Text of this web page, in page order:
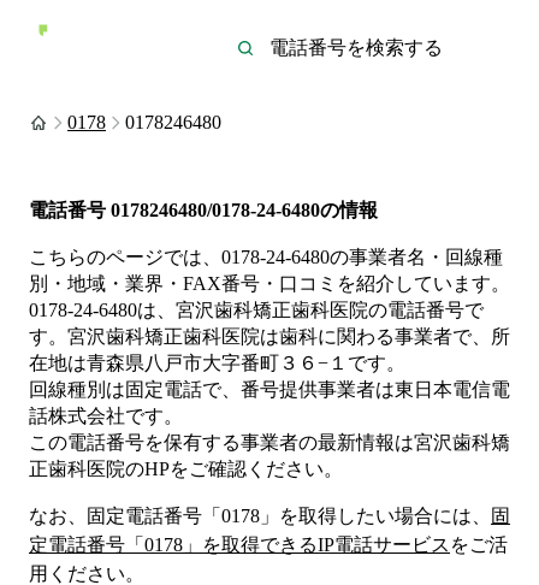
0178 0178246480
電話番号 0178246480/0178-24-6480の情報
こちらのページでは、 0178-24-6480の事業者名・回線種
別・地域・業界・FAX番号・口コミを紹介しています。
0178-24-6480は、 宮沢歯科矯正歯科医院の電話番号で
す。 宮沢歯科矯正歯科医院は歯科に関わる事業者で、所
在地は青森県八戸市大字番町３６−１ です。
回線種別は固定電話で、番号提供事業者は東日本電信電
話株式会社です。
この電話番号を保有する事業者の最新情報は宮沢歯科矯
正歯科医院のHPをご確認ください。
なお、固定電話番号「 0178 」を取得したい場合には、
固
定電話番号「 0178 」を取得できるIP電話サービス をご活
用ください。